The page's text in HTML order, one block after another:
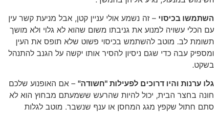
השתמשו בכיסוי – זה נשמע אולי עניין קטן, אבל מניעת קשר עין
עם הכלי עשויה למנוע את גניבתו משום שהוא לא גלוי ולא מושך
תשומת לב. מוטב להשתמש בכיסוי פשוט שלא תופס את העין
ומספיק עבה כדי שגם ניסיון להסיר אותו יקשה על הגנב להתנהל
בשקט.
גלו ערנות והיו דרוכים לפעילות "חשודה" – אם האופנוע שלכם
חונה בחצר הבית, יכול להיות שהרעש ששמעתם מבחוץ הוא לא
סתם חתול שקפץ מגג המחסן או ענף שנשבר. מוטב לגלות